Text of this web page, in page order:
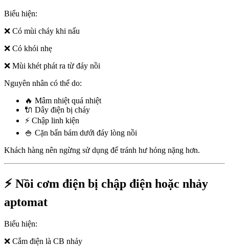
Biểu hiện:
❌ Có mùi cháy khi nấu
❌ Có khói nhẹ
❌ Mùi khét phát ra từ đáy nồi
Nguyên nhân có thể do:
🔥 Mâm nhiệt quá nhiệt
🔌 Dây điện bị cháy
⚡ Chập linh kiện
🍚 Cặn bẩn bám dưới đáy lòng nồi
Khách hàng nên ngừng sử dụng để tránh hư hỏng nặng hơn.
⚡ Nồi cơm điện bị chập điện hoặc nhảy
aptomat
Biểu hiện:
❌ Cắm điện là CB nhảy